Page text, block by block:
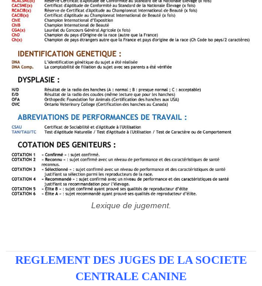
Lexique de jugement.
REGLEMENT DES JUGES DE LA SOCIETE
CENTRALE CANINE